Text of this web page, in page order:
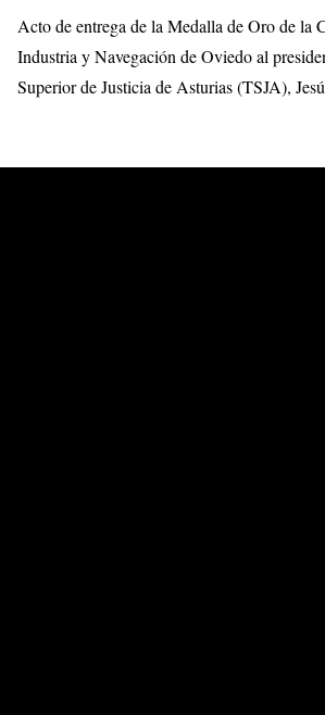
Acto de entrega de la Medalla de Oro de la
Industria y Navegación de Oviedo al
Superior de Justicia de Asturias (TSJA),